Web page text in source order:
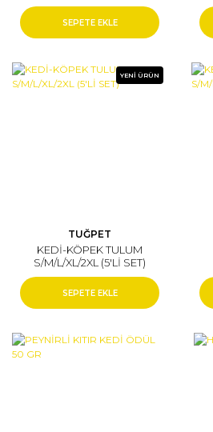
SEPETE EKLE
YENİ ÜRÜN
TUĞPET
KEDİ-KÖPEK TULUM
S/M/L/XL/2XL (5'Lİ SET)
SEPETE EKLE